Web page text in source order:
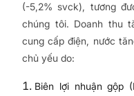
(-5,2% svck), tương
chúng tôi. Doanh thu
cung cấp điện, nước
chủ yếu do:
Biên lợi nhuận gộp